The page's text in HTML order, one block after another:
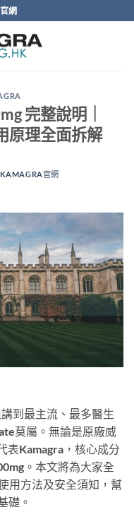
網
完整說明｜
原理全面拆解
KAMAGRA官網
到最主流、最多醫生
莫屬。無論是原廠威
表Kamagra，核心成分
。本文將為大家全
用方法及安全須知，幫
礎。